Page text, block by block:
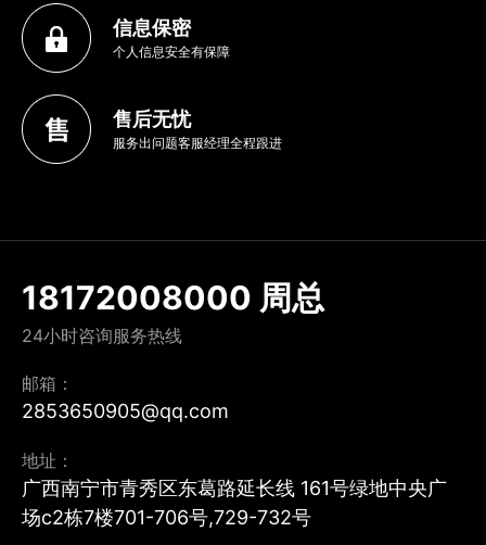
信息保密
个人信息安全有保障
售后无忧
服务出问题客服经理全程跟进
18172008000 周总
24小时咨询服务热线
邮箱：
2853650905@qq.com
地址：
广西南宁市青秀区东葛路延长线 161号绿地中央广
场c2栋7楼701-706号,729-732号